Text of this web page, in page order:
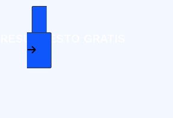
GRATIS